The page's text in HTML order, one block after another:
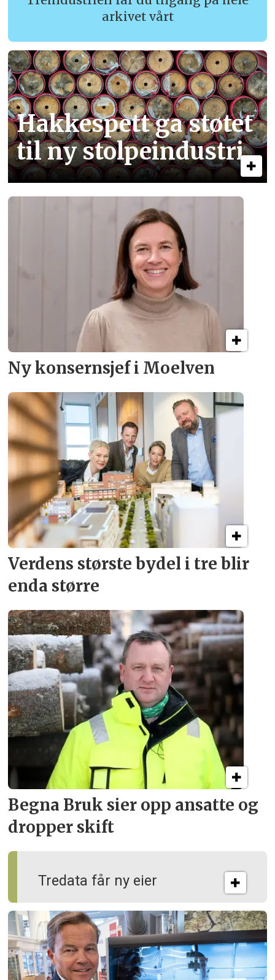
arkivet vårt
Hakkespett ga støtet
til ny stolpe­industri
Ny konsern­sjef i Moelven
Verdens største bydel i tre blir
enda større
Tredata får ny eier
Begna Bruk sier opp ansatte og
dropper skift